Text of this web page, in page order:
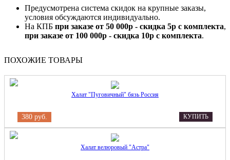
Предусмотрена система скидок на крупные заказы,
условия обсуждаются индивидуально.
На КПБ при заказе от 50 000р - скидка 5р с комплекта,
при заказе от 100 000р - скидка 10р с комплекта.
ПОХОЖИЕ ТОВАРЫ
Халат "Пуговичный" бязь Россия
380 руб. КУПИТЬ
Халат велюровый "Астра"